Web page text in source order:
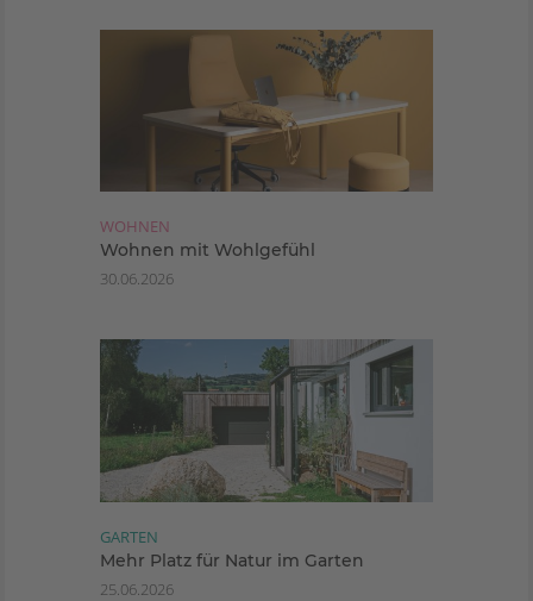
WOHNEN
Wohnen mit Wohlgefühl
30.06.2026
GARTEN
Mehr Platz für Natur im Garten
25.06.2026